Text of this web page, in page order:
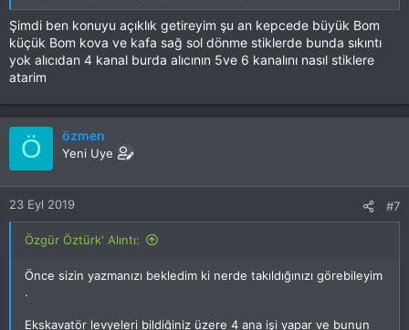
Şimdi ben konuyu açıklık getireyim şu an kepcede büyük Bom
küçük Bom kova ve kafa sağ sol dönme stiklerde bunda sıkıntı
yok alıcıdan 4 kanal burda alıcının 5ve 6 kanalını nasıl stiklere
atarim
Ö özmen
Yeni Uye
23 Eyl 2019 #7
Özgür Öztürk' Alıntı:
Önce sizin yazmanızı bekledim ki nerde takıldığınızı görebileyim
.
Ekskavatör levyeleri bildiğiniz üzere 4 ana işi yapar ve bunun